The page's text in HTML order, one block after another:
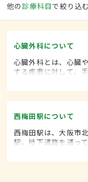
他の 診療科目で絞り込む
心臓外科について
心臓外科とは、心臓
する疾患に対して、
西梅田駅について
西梅田駅は、大阪市
駅。地下通路を通っ
梅田駅に乗り換える
11万人を超える。周